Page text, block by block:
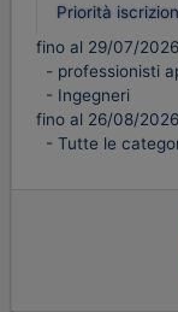
Priorità
fino al 29/07/
- professionisti
- Ingegneri
fino al 26/08/
- Tutte le